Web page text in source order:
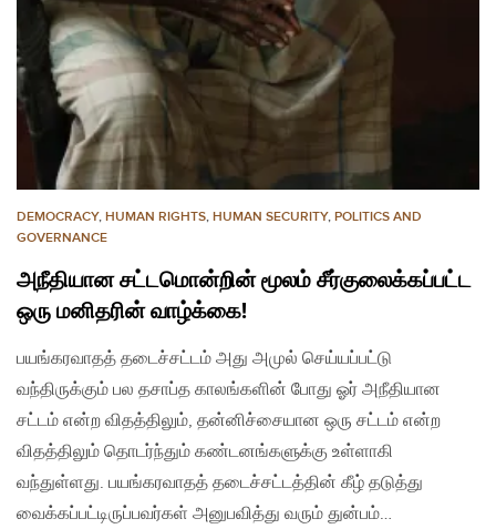
DEMOCRACY, HUMAN RIGHTS, HUMAN SECURITY, POLITICS AND
GOVERNANCE
அநீதியான சட்டமொன்றின் மூலம் சீர்குலைக்கப்பட்ட
ஒரு மனிதரின் வாழ்க்கை!
பயங்கரவாதத் தடைச்சட்டம் அது அமுல் செய்யப்பட்டு
வந்திருக்கும் பல தசாப்த காலங்களின் போது ஓர் அநீதியான
சட்டம் என்ற விதத்திலும், தன்னிச்சையான ஒரு சட்டம் என்ற
விதத்திலும் தொடர்ந்தும் கண்டனங்களுக்கு உள்ளாகி
வந்துள்ளது. பயங்கரவாதத் தடைச்சட்டத்தின் கீழ் தடுத்து
வைக்கப்பட்டிருப்பவர்கள் அனுபவித்து வரும் துன்பம்…